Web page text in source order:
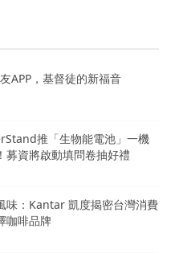
APP，基督徒的新福音
推「生物能電池」一機
募資將啟動填問卷抽好禮
味：Kantar 凱度揭密台灣消費
咖啡品牌